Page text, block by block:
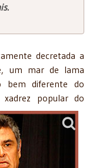
decretada a
um mar de lama
bem diferente do
xadrez popular do